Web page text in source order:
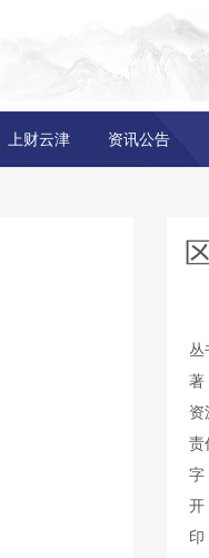
上财云津 资讯公告
丛
著
资
责